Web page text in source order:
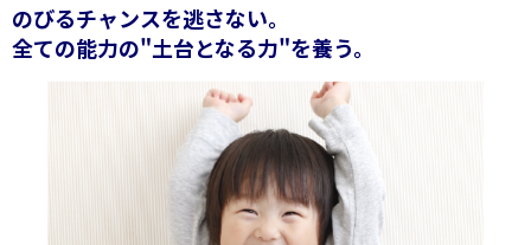
のびるチャンスを逃さない。
全ての能力の"土台となる力"を養う。